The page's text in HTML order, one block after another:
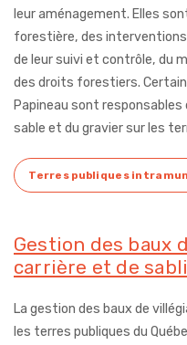
leur aménagement. Elles
forestière, des
de leur suivi et contrôle, du
des droits forestiers.
Papineau sont responsables
sable et du gravier sur les
Terres publiques
Gestion des baux
carrière et de
La gestion des baux de
les terres publiques du